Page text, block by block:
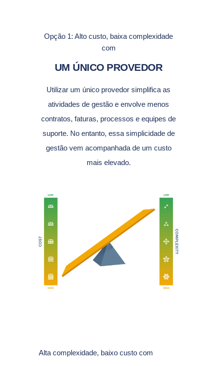
Opção 1: Alto custo, baixa complexidade
com
UM ÚNICO PROVEDOR
Utilizar um único provedor simplifica as
atividades de gestão e envolve menos
contratos, faturas, processos e equipes de
suporte. No entanto, essa simplicidade de
gestão vem acompanhada de um custo
mais elevado.
Alta complexidade, baixo custo com